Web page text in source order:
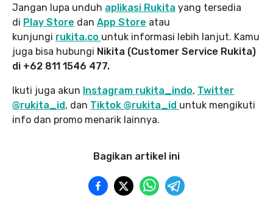
Jangan lupa unduh aplikasi Rukita yang tersedia
di Play Store dan App Store atau
kunjungi rukita.co untuk informasi lebih lanjut. Kamu
juga bisa hubungi Nikita (Customer Service Rukita)
di +62 811 1546 477.
Ikuti juga akun Instagram rukita_indo, Twitter
@rukita_id, dan Tiktok @rukita_id untuk mengikuti
info dan promo menarik lainnya.
Bagikan artikel ini